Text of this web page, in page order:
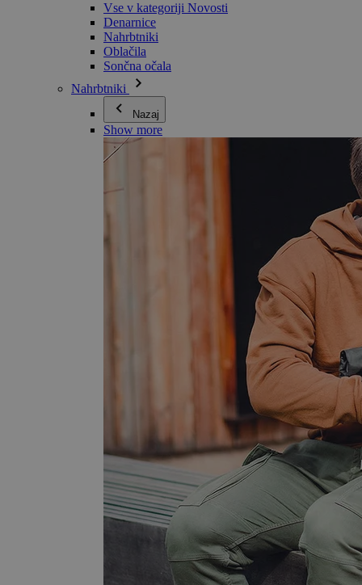
Vse v kategoriji Novosti
Denarnice
Nahrbtniki
Oblačila
Sončna očala
Nahrbtniki
Nazaj
Show more